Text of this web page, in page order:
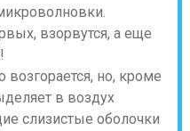
взорвутся, а еще
но, кроме
в воздух
слизистые оболочки